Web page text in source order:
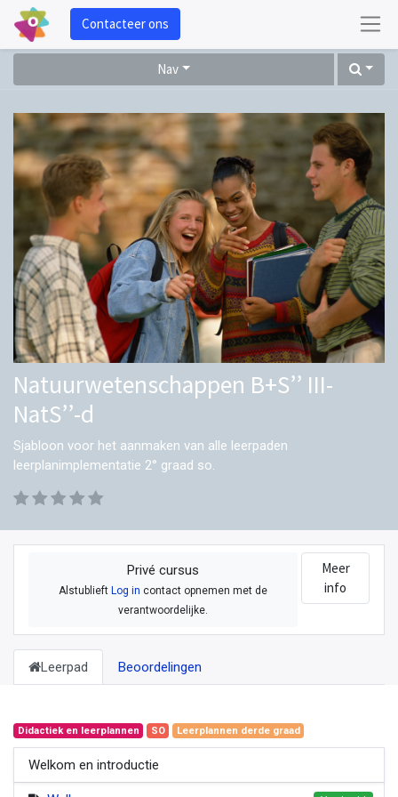
Contacteer ons
Nav
Natuurwetenschappen B+S’’ III-
NatS’’-d
Sjabloon voor het aanmaken van alle leerpaden
leerplanimplementatie 2° graad so.
Privé cursus
AlstublieftLog in contact opnemen met de
verantwoordelijke.
Meer
info
Leerpad Beoordelingen
Didactiek en leerplannen SO Leerplannen derde graad
Welkom en introductie